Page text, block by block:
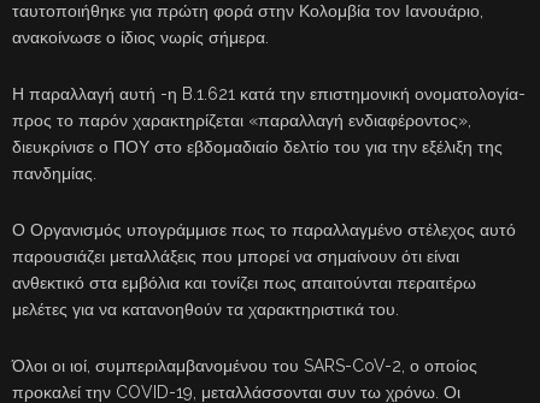
ταυτοποιήθηκε για πρώτη φορά στην Κολομβία τον Ιανουάριο,
ανακοίνωσε ο ίδιος νωρίς σήμερα.
Η παραλλαγή αυτή -η B.1.621 κατά την επιστημονική ονοματολογία-
προς το παρόν χαρακτηρίζεται «παραλλαγή ενδιαφέροντος»,
διευκρίνισε ο ΠΟΥ στο εβδομαδιαίο δελτίο του για την εξέλιξη της
πανδημίας.
Ο Οργανισμός υπογράμμισε πως το παραλλαγμένο στέλεχος αυτό
παρουσιάζει μεταλλάξεις που μπορεί να σημαίνουν ότι είναι
ανθεκτικό στα εμβόλια και τονίζει πως απαιτούνται περαιτέρω
μελέτες για να κατανοηθούν τα χαρακτηριστικά του.
Όλοι οι ιοί, συμπεριλαμβανομένου του SARS-CoV-2, ο οποίος
προκαλεί την COVID-19, μεταλλάσσονται συν τω χρόνω. Οι